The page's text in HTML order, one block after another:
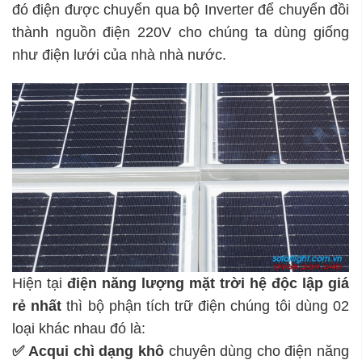
đó điện được chuyển qua bộ Inverter để chuyển đồi
thành nguồn điện 220V cho chúng ta dùng giống
như điện lưới của nhà nhà nước.
Hiện tại điện năng lượng mặt trời hệ độc lập giá
rẻ nhất thì bộ phận tích trữ điện chúng tôi dùng 02
loại khác nhau đó là:
✅ Acqui chì dạng khô chuyên dùng cho điện năng